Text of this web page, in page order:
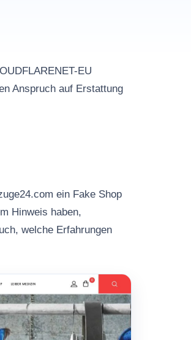
EU
Anspruch auf Erstattung
ein Fake Shop
Hinweis haben,
welche Erfahrungen